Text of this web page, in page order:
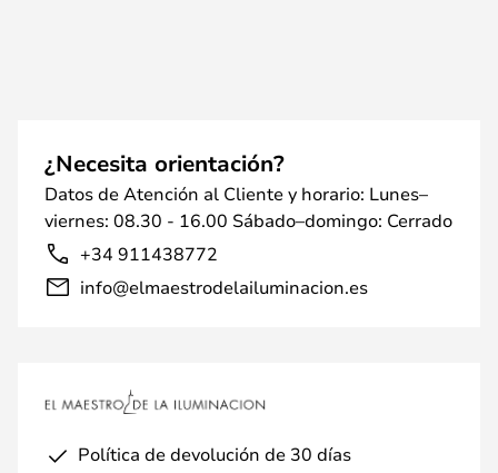
¿Necesita orientación?
Datos de Atención al Cliente y horario: Lunes–
viernes: 08.30 - 16.00 Sábado–domingo: Cerrado
+34 911438772
info@elmaestrodelailuminacion.es
Política de devolución de 30 días